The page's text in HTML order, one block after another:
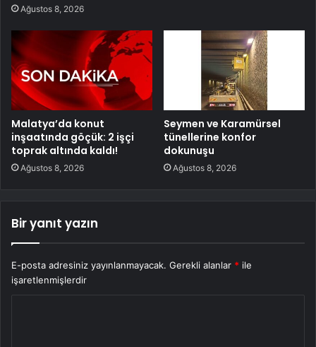
Ağustos 8, 2026
Malatya’da konut
inşaatında göçük: 2 işçi
toprak altında kaldı!
Ağustos 8, 2026
Seymen ve Karamürsel
tünellerine konfor
dokunuşu
Ağustos 8, 2026
Bir yanıt yazın
E-posta adresiniz yayınlanmayacak. Gerekli alanlar * ile
işaretlenmişlerdir